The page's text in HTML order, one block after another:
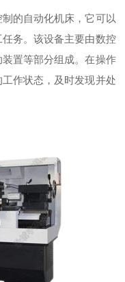
的自动化机床，它可以
务。该设备主要由数控
置等部分组成。在操作
作状态，及时发现并处